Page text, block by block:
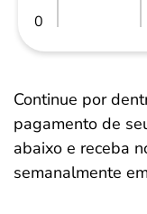
0
Continue por
pagamento de
abaixo e receba
semanalmente